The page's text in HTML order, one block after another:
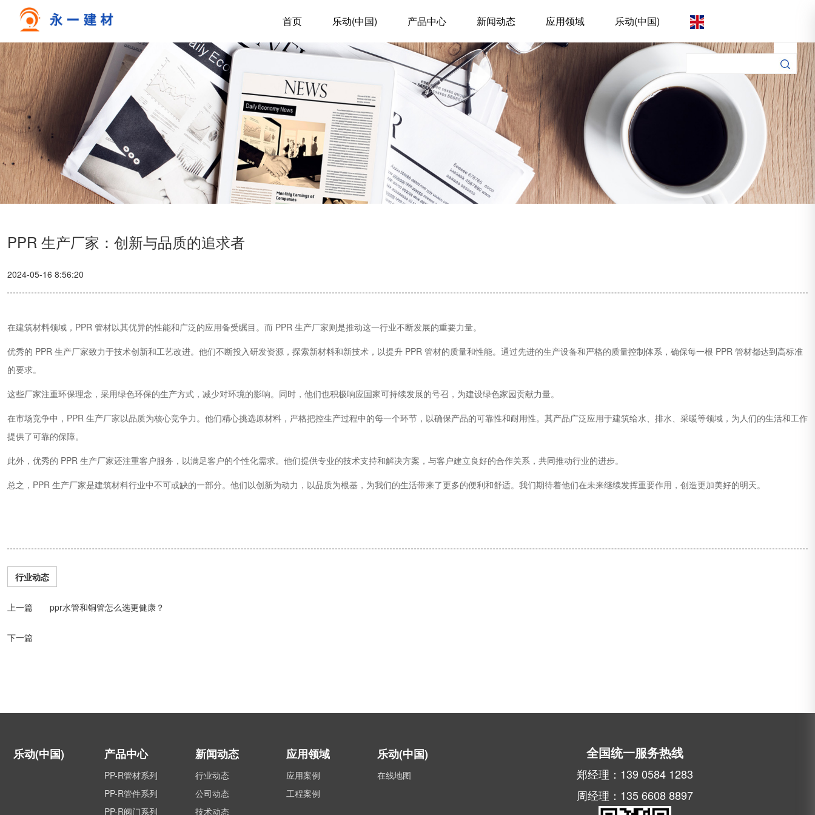
首页 乐动(中国) 产品中心 新闻动态 应用领域 乐动(中国)
PPR 生产厂家：创新与品质的追求者
2024-05-16 8:56:20
在建筑材料领域，PPR 管材以其优异的性能和广泛的应用备受瞩目。而 PPR 生产厂家则是推动这一行业不断发展的重要力量。
优秀的 PPR 生产厂家致力于技术创新和工艺改进。他们不断投入研发资源，探索新材料和新技术，以提升 PPR 管材的质量和性能。通过先进的生产设备和严格的质量控制体系，确保每一根 PPR 管材都达到高标准
的要求。
这些厂家注重环保理念，采用绿色环保的生产方式，减少对环境的影响。同时，他们也积极响应国家可持续发展的号召，为建设绿色家园贡献力量。
在市场竞争中，PPR 生产厂家以品质为核心竞争力。他们精心挑选原材料，严格把控生产过程中的每一个环节，以确保产品的可靠性和耐用性。其产品广泛应用于建筑给水、排水、采暖等领域，为人们的生活和工作
提供了可靠的保障。
此外，优秀的 PPR 生产厂家还注重客户服务，以满足客户的个性化需求。他们提供专业的技术支持和解决方案，与客户建立良好的合作关系，共同推动行业的进步。
总之，PPR 生产厂家是建筑材料行业中不可或缺的一部分。他们以创新为动力，以品质为根基，为我们的生活带来了更多的便利和舒适。我们期待着他们在未来继续发挥重要作用，创造更加美好的明天。
行业动态
上一篇 ppr水管和铜管怎么选更健康？
下一篇
乐动(中国) 产品中心
PP-R管材系列
PP-R管件系列
PP-R阀门系列
新闻动态
行业动态
公司动态
技术动态
应用领域
应用案例
工程案例
乐动(中国)
在线地图
全国统一服务热线
郑经理：139 0584 1283
周经理：135 6608 8897